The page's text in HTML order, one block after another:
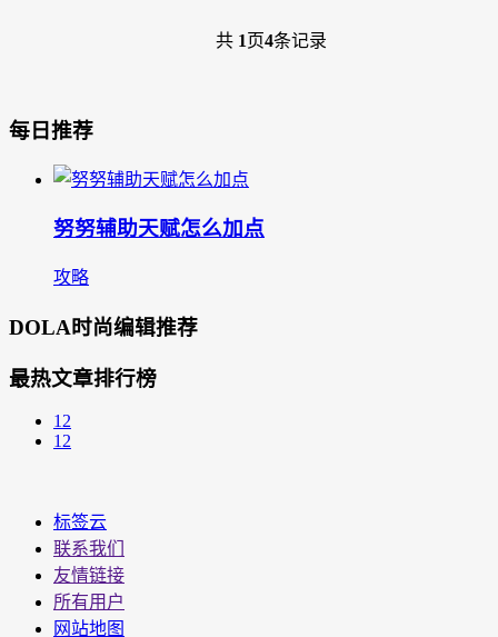
共 1页4条记录
每日推荐
努努辅助天赋怎么加点
攻略
DOLA时尚编辑推荐
最热文章排行榜
12
12
标签云
联系我们
友情链接
所有用户
网站地图